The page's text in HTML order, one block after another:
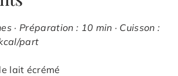
· Préparation : 10 min · Cuisson :
part
lait écrémé